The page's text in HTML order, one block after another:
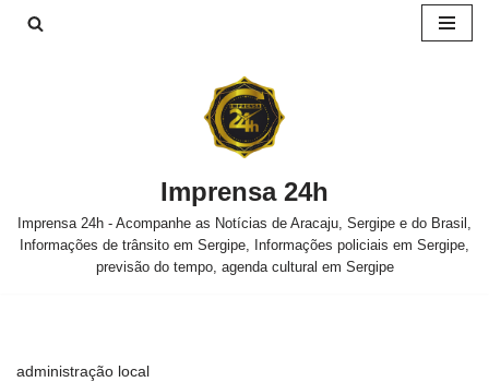
Imprensa 24h
Imprensa 24h - Acompanhe as Notícias de Aracaju, Sergipe e do Brasil,
Informações de trânsito em Sergipe, Informações policiais em Sergipe,
previsão do tempo, agenda cultural em Sergipe
administração local